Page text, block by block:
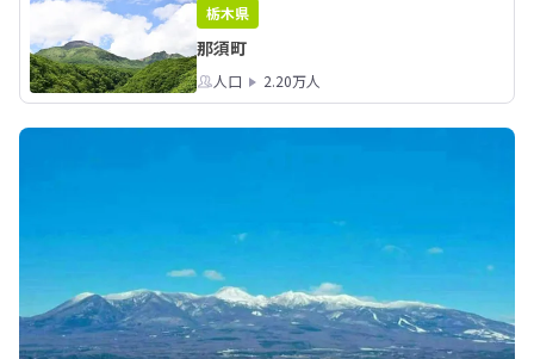
栃木県
那須町
人口 2.20万人